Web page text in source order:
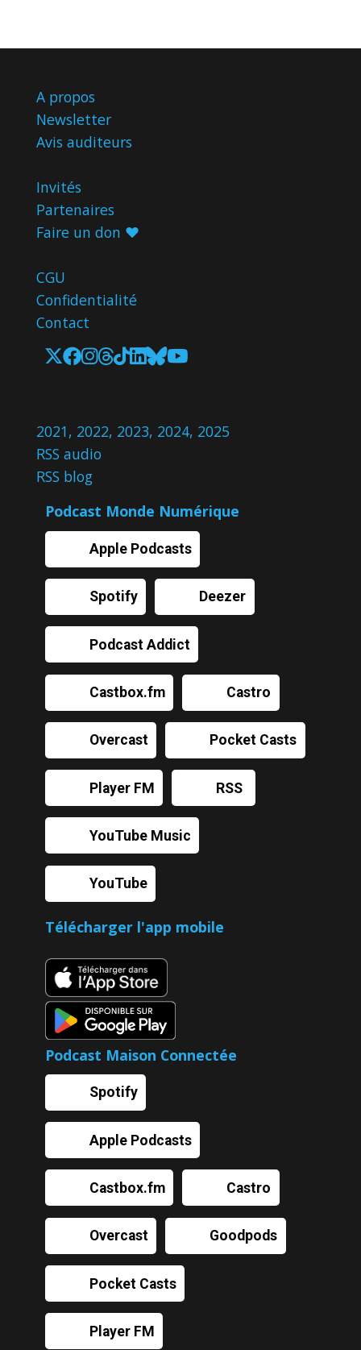
A propos
Newsletter
Avis auditeurs
Invités
Partenaires
Faire un don ♥️
CGU
Confidentialité
Contact
2021, 2022, 2023, 2024, 2025
RSS audio
RSS blog
Podcast Monde Numérique
Apple Podcasts
Spotify Deezer
Podcast Addict
Castbox.fm Castro
Overcast Pocket Casts
Player FM RSS
YouTube Music
YouTube
Télécharger l'app mobile
Podcast Maison Connectée
Spotify
Apple Podcasts
Castbox.fm Castro
Overcast Goodpods
Pocket Casts
Player FM